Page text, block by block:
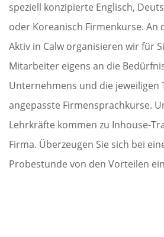
speziell konzipierte Englisch,
oder Koreanisch Firmenkurse. An
Aktiv in Calw organisieren wir für
Mitarbeiter eigens an die
Unternehmens und die jeweiligen
angepasste Firmensprachkurse.
Lehrkräfte kommen zu Inhouse-
Firma. Überzeugen Sie sich bei
Probestunde von den Vorteilen